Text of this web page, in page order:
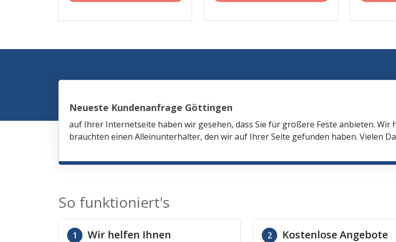
Neueste Kundenanfrage Göttingen
auf Ihrer Internetseite haben wir gesehen, dass Sie für größere Feste anbieten.
brauchten einen Alleinunterhalter, den wir auf Ihrer Seite gefunden haben. Vielen
So funktioniert's
1 Wir helfen Ihnen 2 Kostenlose Angebote